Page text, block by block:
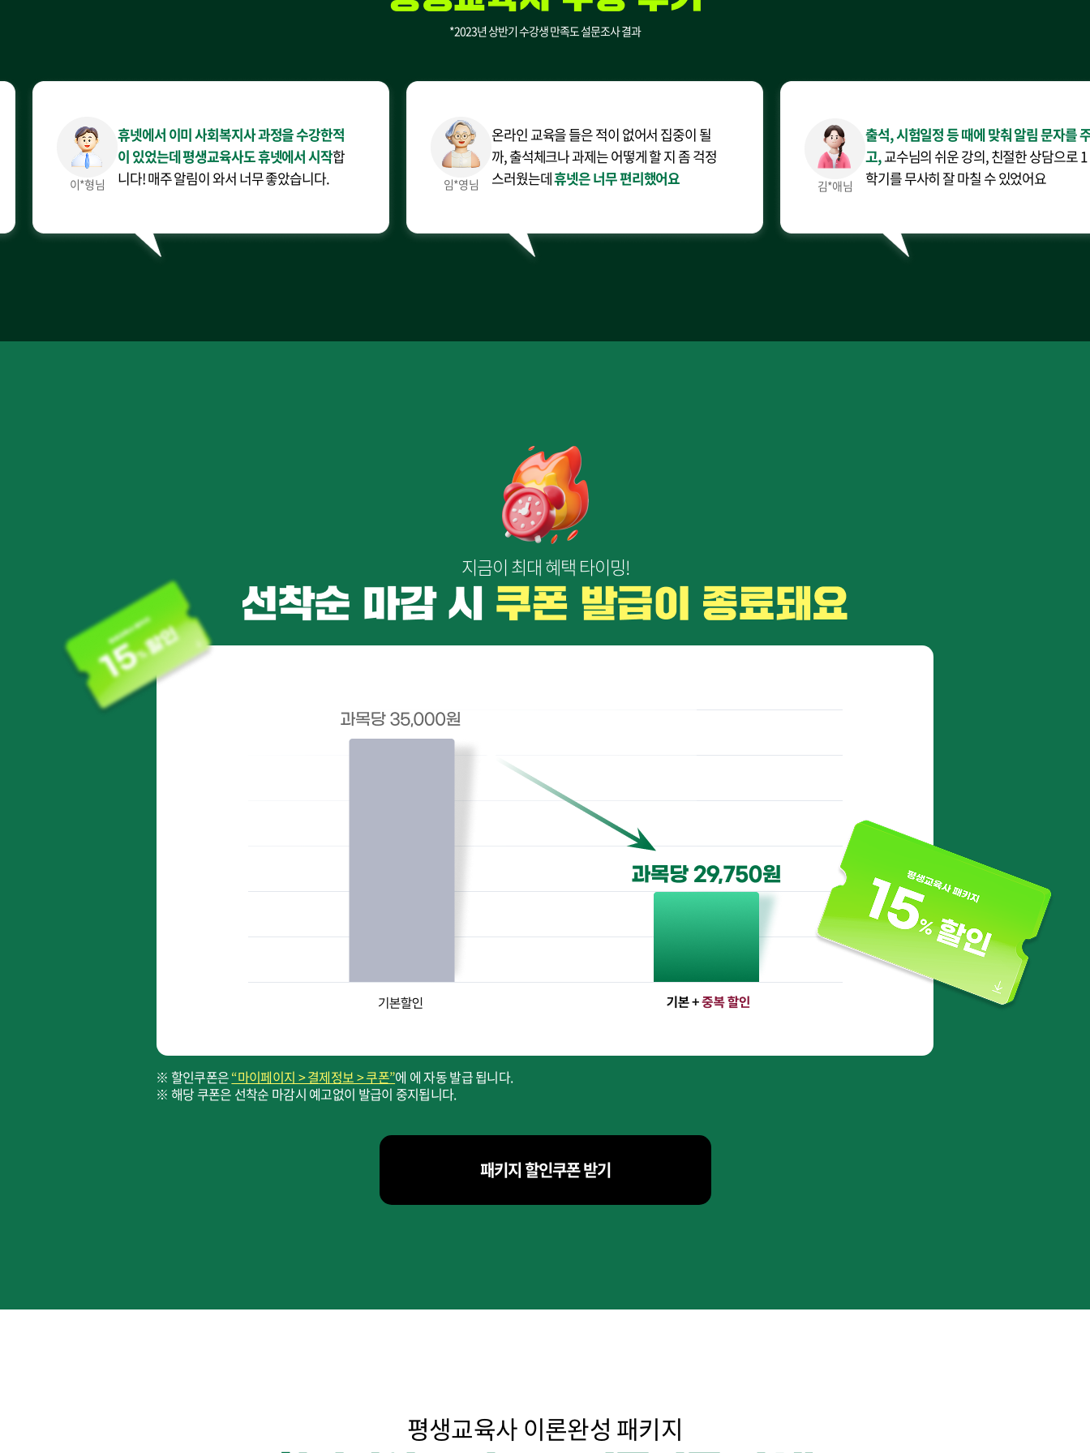
*2023년 상반기 수강생 만족도 설문조사 결과
이*형님
휴넷에서 이미 사회복지사 과정을 수강한적
이 있었는데 평생교육사도 휴넷에서 시작합
니다! 매주 알림이 와서 너무 좋았습니다.
임*영님
온라인 교육을 들은 적이 없어서 집중이 될
까, 출석체크나 과제는 어떻게 할 지 좀 걱정
스러웠는데휴넷은 너무 편리했어요 김*애님
출석, 시험일정 등 때에 맞춰 알림 문자를
고,교수님의 쉬운 강의, 친절한 상담으로 1
학기를 무사히 잘 마칠 수 있었어요
지금이 최대 혜택 타이밍!
※ 할인쿠폰은“마이페이지 > 결제정보 > 쿠폰”에 에 자동 발급 됩니다.
※ 해당 쿠폰은 선착순 마감시 예고없이 발급이 중지됩니다.
패키지 할인쿠폰 받기
평생교육사 이론완성 패키지